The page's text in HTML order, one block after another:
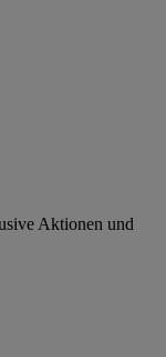
Aktionen und